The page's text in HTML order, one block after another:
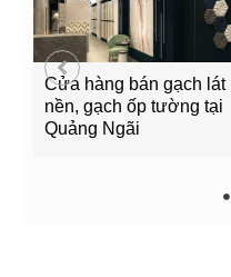
Cửa hàng bán gạch lát
nền, gạch ốp tường tại
Quảng Ngãi
1